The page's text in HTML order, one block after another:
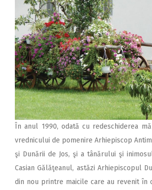
În anul 1990, odată cu redeschiderea
vrednicului de pomenire Arhiepiscop
şi Dunării de Jos, şi a tânărului şi
Casian Gălăţeanul, astăzi Arhiepiscopul
din nou printre maicile care au revenit în